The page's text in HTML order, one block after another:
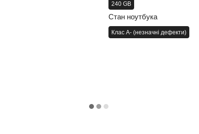
240 GB
Стан ноутбука
Клас A- (незначні дефекти)